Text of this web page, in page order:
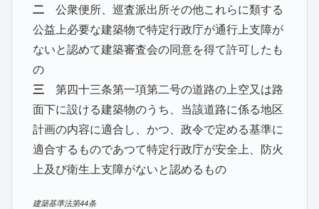
二公衆便所、巡査派出所その他これらに類する
公益上必要な建築物で特定行政庁が通行上支障が
ないと認めて建築審査会の同意を得て許可したも
の
三第四十三条第一項第二号の道路の上空又は路
面下に設ける建築物のうち、当該道路に係る地区
計画の内容に適合し、かつ、政令で定める基準に
適合するものであつて特定行政庁が安全上、防火
上及び衛生上支障がないと認めるもの
建築基準法第44条